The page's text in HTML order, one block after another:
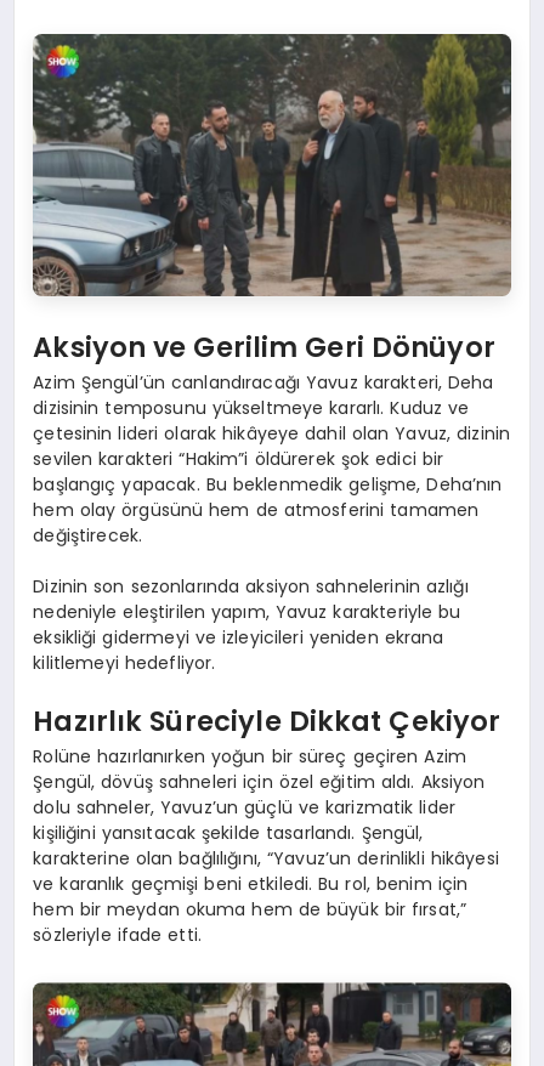
Aksiyon ve Gerilim Geri Dönüyor
Azim Şengül’ün canlandıracağı Yavuz karakteri, Deha
dizisinin temposunu yükseltmeye kararlı. Kuduz ve
çetesinin lideri olarak hikâyeye dahil olan Yavuz, dizinin
sevilen karakteri “Hakim”i öldürerek şok edici bir
başlangıç yapacak. Bu beklenmedik gelişme, Deha’nın
hem olay örgüsünü hem de atmosferini tamamen
değiştirecek.
Dizinin son sezonlarında aksiyon sahnelerinin azlığı
nedeniyle eleştirilen yapım, Yavuz karakteriyle bu
eksikliği gidermeyi ve izleyicileri yeniden ekrana
kilitlemeyi hedefliyor.
Hazırlık Süreciyle Dikkat Çekiyor
Rolüne hazırlanırken yoğun bir süreç geçiren Azim
Şengül, dövüş sahneleri için özel eğitim aldı. Aksiyon
dolu sahneler, Yavuz’un güçlü ve karizmatik lider
kişiliğini yansıtacak şekilde tasarlandı. Şengül,
karakterine olan bağlılığını, “Yavuz’un derinlikli hikâyesi
ve karanlık geçmişi beni etkiledi. Bu rol, benim için
hem bir meydan okuma hem de büyük bir fırsat,”
sözleriyle ifade etti.